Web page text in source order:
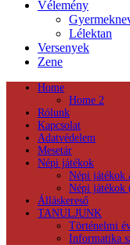
Vélemény
Lélektan
Versenyek
Zene
Home
Home 2
Rólunk
Kapcsolat
Adatvédelem
Mesetár
Népi játékok
Népi játékok
Népi játékok
Álláskereső
TANULJUNK
Történelmi
Informatika